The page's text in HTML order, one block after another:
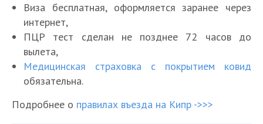
Виза бесплатная, оформляется заранее через
интернет,
ПЦР тест сделан не позднее 72 часов до
вылета,
Медицинская страховка с покрытием ковид
обязательна.
Подробнее о правилах въезда на Кипр ->>>